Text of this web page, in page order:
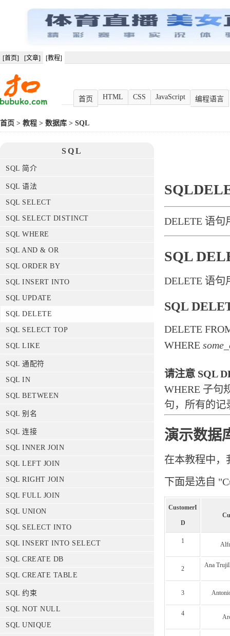
[首页] [文章] [教程]
首页 HTML CSS JavaScript 编程语言
首页 > 教程 > 数据库 > SQL
SQL
SQL 简介
SQL 语法
SQL SELECT
SQL SELECT DISTINCT
SQL WHERE
SQL AND & OR
SQL ORDER BY
SQL INSERT INTO
SQL UPDATE
SQL DELETE
SQL SELECT TOP
SQL LIKE
SQL 通配符
SQL IN
SQL BETWEEN
SQL 别名
SQL 连接
SQL INNER JOIN
SQL LEFT JOIN
SQL RIGHT JOIN
SQL FULL JOIN
SQL UNION
SQL SELECT INTO
SQL INSERT INTO SELECT
SQL CREATE DB
SQL CREATE TABLE
SQL 约束
SQL NOT NULL
SQL UNIQUE
DELETE 语
SQL
DELETE 语
SQL
DELETE
WHERE
请注意 SQL
WHERE 子句
句，所有的记
演示数据
在本教程中，
下面是选自
CustomerI
D
1
2 Ana
3
4